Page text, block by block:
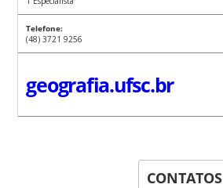
Telefone:
(48) 3721 9256
geografia.ufsc.br
CONTATOS